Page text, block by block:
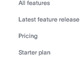
All features
Latest feature release
Pricing
Starter plan